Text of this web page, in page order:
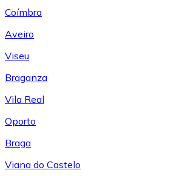
Coímbra
Aveiro
Viseu
Braganza
Vila Real
Oporto
Braga
Viana do Castelo